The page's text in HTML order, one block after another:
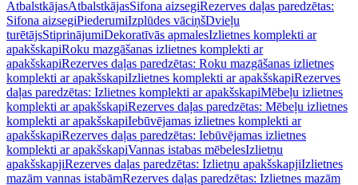
AtbalstkājasAtbalstkājasSifona aizsegiRezerves daļas paredzētas:
Sifona aizsegiPiederumiIzplūdes vāciņšDvieļu
turētājsStiprinājumiDekoratīvās apmalesIzlietnes komplekti ar
apakšskapiRoku mazgāšanas izlietnes komplekti ar
apakšskapiRezerves daļas paredzētas: Roku mazgāšanas izlietnes
komplekti ar apakšskapiIzlietnes komplekti ar apakšskapiRezerves
daļas paredzētas: Izlietnes komplekti ar apakšskapiMēbeļu izlietnes
komplekti ar apakšskapiRezerves daļas paredzētas: Mēbeļu izlietnes
komplekti ar apakšskapiIebūvējamas izlietnes komplekti ar
apakšskapiRezerves daļas paredzētas: Iebūvējamas izlietnes
komplekti ar apakšskapiVannas istabas mēbelesIzlietņu
apakšskapjiRezerves daļas paredzētas: Izlietņu apakšskapjiIzlietnes
mazām vannas istabāmRezerves daļas paredzētas: Izlietnes mazām